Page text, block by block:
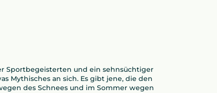
Sportbegeisterten und ein sehnsüchtiger
Mythisches an sich. Es gibt jene, die den
des Schnees und im Sommer wegen